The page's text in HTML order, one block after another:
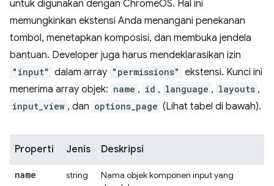
untuk digunakan dengan ChromeOS. Hal ini
memungkinkan ekstensi Anda menangani penekanan
tombol, menetapkan komposisi, dan membuka jendela
bantuan. Developer juga harus mendeklarasikan izin
"input" dalam array "permissions" ekstensi. Kunci ini
menerima array objek: name , id , language , layouts ,
input_view , dan options_page (Lihat tabel di bawah).
Properti Jenis Deskripsi
name string
Nama objek komponen input yang